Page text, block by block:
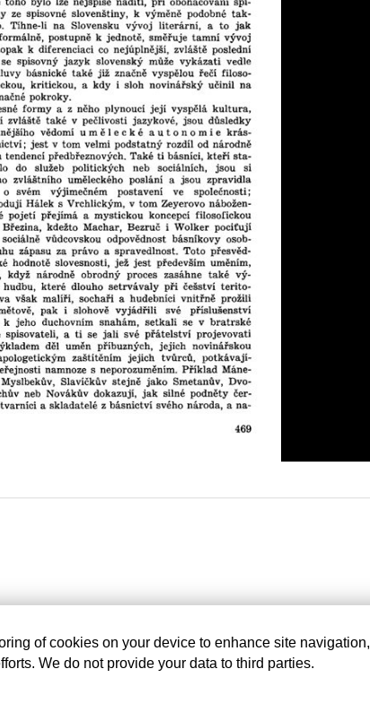
of cookies on your device to enhance site navigation,
We do not provide your data to third parties.